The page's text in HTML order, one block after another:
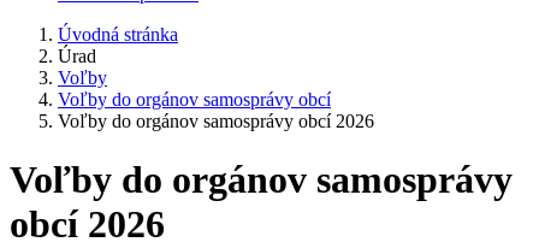
Úvodná stránka
Úrad
Voľby
Voľby do orgánov samosprávy obcí
Voľby do orgánov samosprávy obcí 2026
Voľby do orgánov samosprávy
obcí 2026